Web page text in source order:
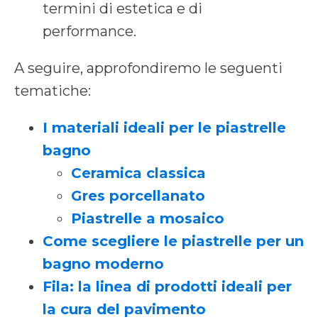
termini di estetica e di
performance.
A seguire, approfondiremo le seguenti
tematiche:
I materiali ideali per le piastrelle
bagno
Ceramica classica
Gres porcellanato
Piastrelle a mosaico
Come scegliere le piastrelle per un
bagno moderno
Fila: la linea di prodotti ideali per
la cura del pavimento